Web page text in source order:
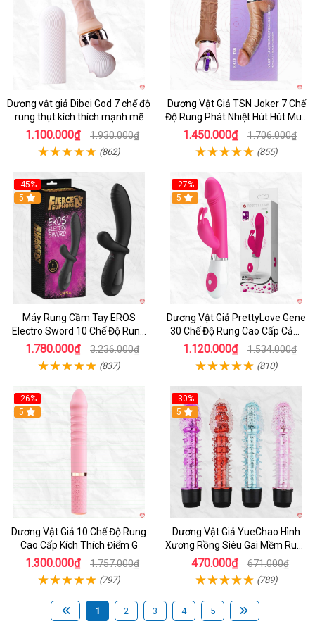
Dương vật giả Dibei God 7 chế độ
rung thụt kích thích mạnh mẽ
1.100.000₫ 1.930.000₫
(862)
Dương Vật Giả TSN Joker 7 Chế
Độ Rung Phát Nhiệt Hút Hút Mua
Ngay
1.450.000₫ 1.706.000₫
(855)
-45%
5
Máy Rung Cầm Tay EROS
Electro Sword 10 Chế Độ Rung
Mạnh Mẽ Kích Thích
1.780.000₫ 3.236.000₫
(837)
-27%
Hot
5
Dương Vật Giả PrettyLove Gene
30 Chế Độ Rung Cao Cấp Cảm
Biến Âm Thanh Kích Thích Tối
Ưu
1.120.000₫ 1.534.000₫
(810)
-26%
Hot
5
Dương Vật Giả 10 Chế Độ Rung
Cao Cấp Kích Thích Điểm G
1.300.000₫ 1.757.000₫
(797)
-30%
Hot
5
Dương Vật Giả YueChao Hình
Xương Rồng Siêu Gai Mềm Rung
Mạnh Giá Tốt
470.000₫ 671.000₫
(789)
1 2 3 4 5